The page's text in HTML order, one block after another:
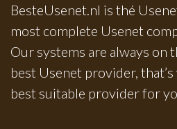
BesteUsenet.nl is thé
most complete Usenet
Our systems are always on
best Usenet provider,
best suitable provider for